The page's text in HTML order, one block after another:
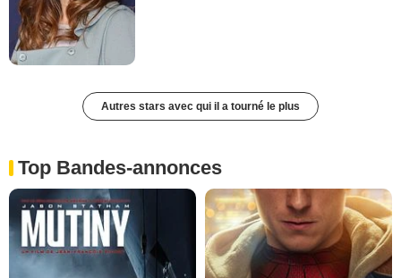
Autres stars avec qui il a tourné le plus
Top Bandes-annonces